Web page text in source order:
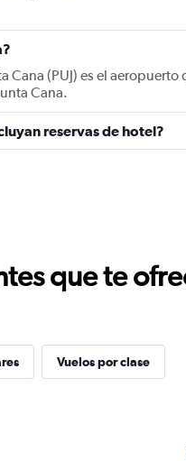
(PUJ) es el aeropuerto
Cana.
reservas de hotel?
que te
Vuelos por clase